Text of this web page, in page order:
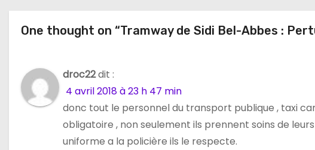
i
n
d
One thought on “Tramway de Sidi Bel-Abbes :
droc22dit :
4 avril 2018 à 23 h 47 min
donc tout le personnel du transport publique , taxi
obligatoire , non seulement ils prennent soins de
uniforme a la policière ils le respecte.